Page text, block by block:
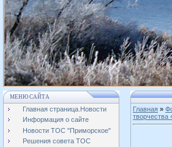
МЕНЮ САЙТА
Главная страница.Новости
Информация о сайте
Новости ТОС "Приморское"
Решения совета ТОС
Главная »
творчества